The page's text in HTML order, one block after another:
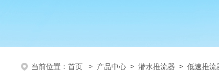
当前位置： 首页 > 产品中心 > 潜水推流器 > 低速推流